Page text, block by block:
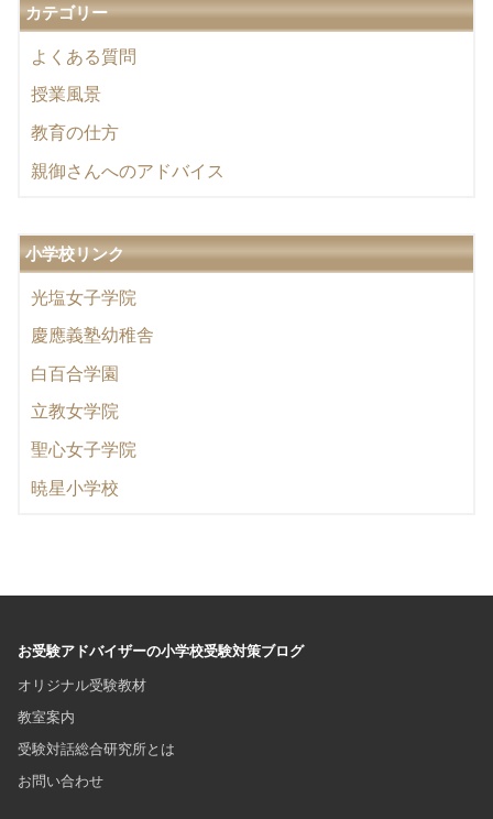
カテゴリー
よくある質問
授業風景
教育の仕方
親御さんへのアドバイス
小学校リンク
光塩女子学院
慶應義塾幼稚舎
白百合学園
立教女学院
聖心女子学院
暁星小学校
お受験アドバイザーの小学校受験対策ブログ
オリジナル受験教材
教室案内
受験対話総合研究所とは
お問い合わせ